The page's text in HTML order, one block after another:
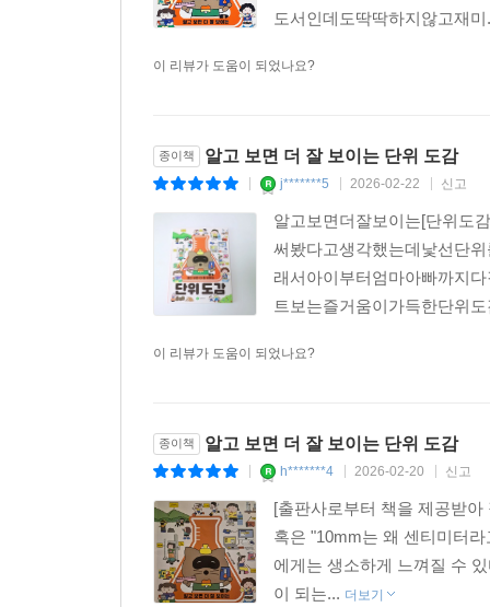
도서인데도딱딱하지않고재
이 리뷰가 도움이 되었나요?
종이책 알고 보면 더 잘 보이는 단위 도감
j*******5 2026-02-22 신고
알고보면더잘보이는[단위도
써봤다고생각했는데낯선단
래서아이부터엄마아빠까지
트보는즐거움이가득한단위
이 리뷰가 도움이 되었나요?
종이책 알고 보면 더 잘 보이는 단위 도감
h*******4 2026-02-20 신고
[출판사로부터 책을 제공받
혹은 "10mm는 왜 센티미터
에게는 생소하게 느껴질 수
이 되는... 더보기